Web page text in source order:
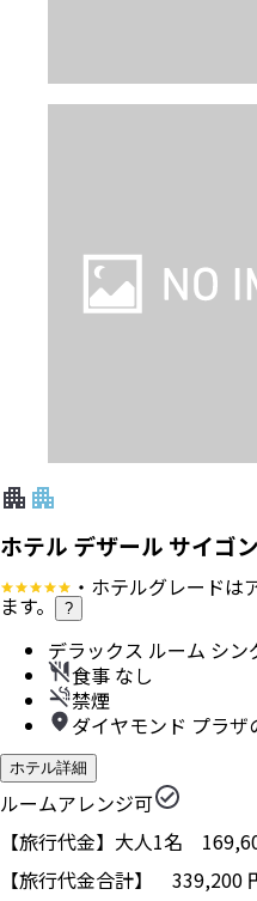
ホテル デザール サイゴ
・ホテルグレードは
ます。 ?
デラックス ルーム シ
食事 なし
禁煙
ダイヤモンド プラザ
ホテル詳細
ルームアレンジ可
【旅行代金】大人1名
【旅行代金合計】 339,200